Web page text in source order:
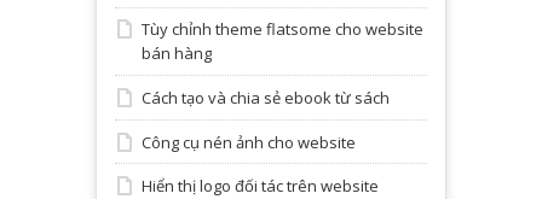
Tùy chỉnh theme flatsome cho website
bán hàng
Cách tạo và chia sẻ ebook từ sách
Công cụ nén ảnh cho website
Hiển thị logo đối tác trên website